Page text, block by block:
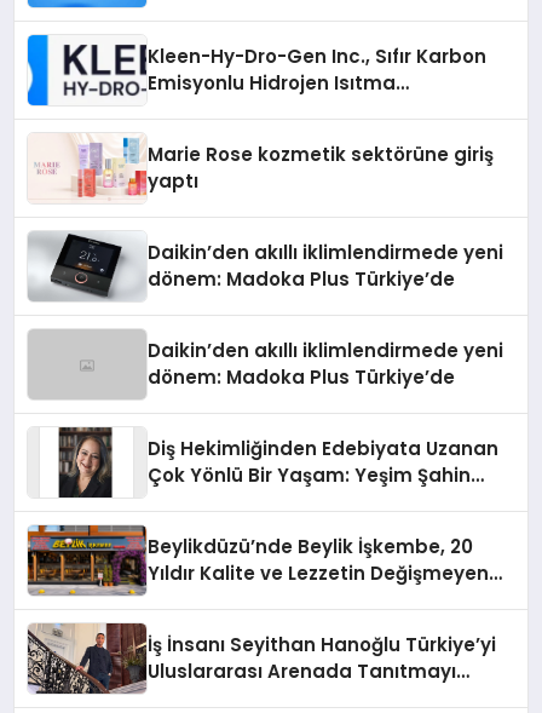
Kleen-Hy-Dro-Gen Inc., Sıfır Karbon
Emisyonlu Hidrojen Isıtma
Marie Rose kozmetik sektörüne giriş
yaptı
Daikin’den akıllı iklimlendirmede yeni
dönem: Madoka Plus Türkiye’de
Daikin’den akıllı iklimlendirmede yeni
dönem: Madoka Plus Türkiye’de
Diş Hekimliğinden Edebiyata Uzanan
Çok Yönlü Bir Yaşam: Yeşim Şahin
Beylikdüzü’nde Beylik İşkembe, 20
Yıldır Kalite ve Lezzetin Değişmeyen
İş İnsanı Seyithan Hanoğlu Türkiye’yi
Uluslararası Arenada Tanıtmayı